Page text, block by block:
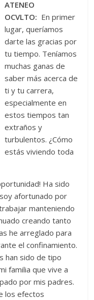
ATENEO
OCVLTO: En primer
lugar, queríamos
darte las gracias por
tu tiempo. Teníamos
muchas ganas de
saber más acerca de
ti y tu carrera,
especialmente en
estos tiempos tan
extraños y
turbulentos. ¿Cómo
estás viviendo toda
Ha sido
afortunado por
manteniendo
creando tanto
he arreglado para
el confinamiento.
han sido de tipo
familia que vive a
por mis padres.
los efectos